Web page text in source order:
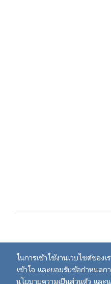
ในการเข้าใช้งานเวบไซต์ของเ
เข้าใจ และยอมรับข้อกำหนดก
นโยบายความเป็นส่วนตัว และ